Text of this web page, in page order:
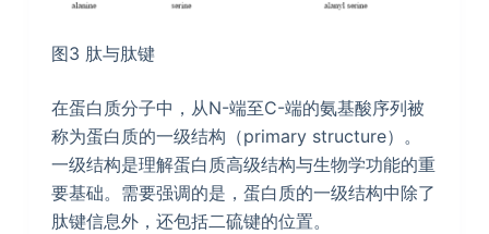
图3 肽与肽键
在蛋白质分子中，从N-端至C-端的氨基酸序列被
称为蛋白质的一级结构（primary structure）。
一级结构是理解蛋白质高级结构与生物学功能的重
要基础。需要强调的是，蛋白质的一级结构中除了
肽键信息外，还包括二硫键的位置。